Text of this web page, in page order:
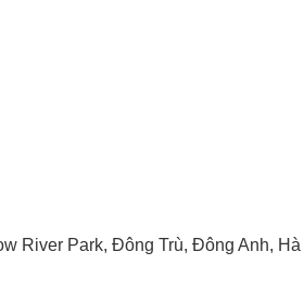
River Park, Đông Trù, Đông Anh,